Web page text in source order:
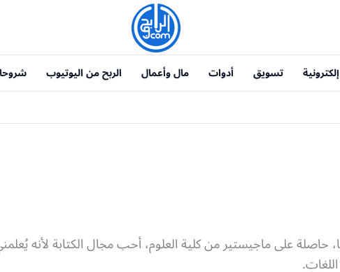
تسويق أدوات مال وأعمال الربح من اليوتيوب
حاصلة على ماجيستير من كلية العلوم، أحب مجال الكتابة لأنه